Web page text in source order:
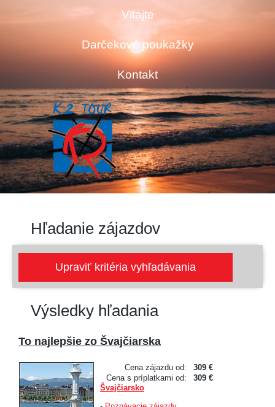
Vitajte
Darčekové poukažky
Kontakt
Hľadanie zájazdov
Výsledky hľadania
To najlepšie zo Švajčiarska
Cena zájazdu od:
309 €
Cena s príplatkami od:
309 €
Švajčiarsko